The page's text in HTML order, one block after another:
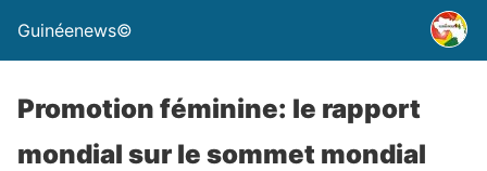
Guinéenews©
Promotion féminine: le rapport
mondial sur le sommet mondial